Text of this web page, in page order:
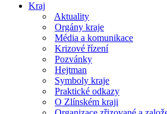
Kraj
Aktuality
Orgány kraje
Média a komunikace
Krizové řízení
Pozvánky
Hejtman
Symboly kraje
Praktické odkazy
O Zlínském kraji